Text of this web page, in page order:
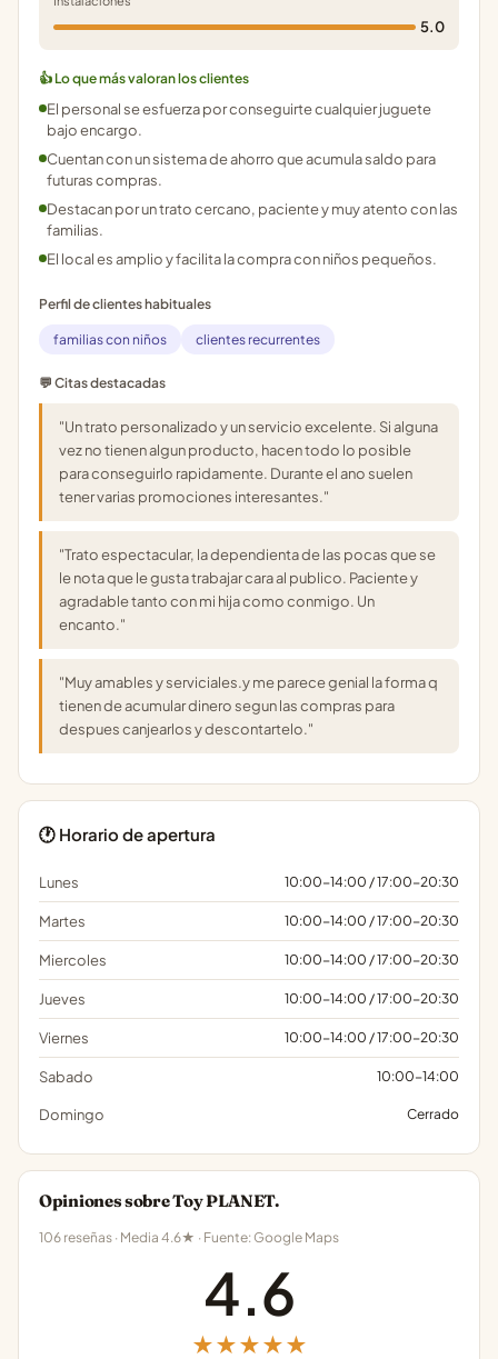
5.0
👍 Lo que más valoran los clientes
El personal se esfuerza por conseguirte cualquier juguete
bajo encargo.
Cuentan con un sistema de ahorro que acumula saldo para
futuras compras.
Destacan por un trato cercano, paciente y muy atento con las
familias.
El local es amplio y facilita la compra con niños pequeños.
Perfil de clientes habituales
familias con niños clientes recurrentes
💬 Citas destacadas
"Un trato personalizado y un servicio excelente. Si alguna
vez no tienen algun producto, hacen todo lo posible
para conseguirlo rapidamente. Durante el ano suelen
tener varias promociones interesantes."
"Trato espectacular, la dependienta de las pocas que se
le nota que le gusta trabajar cara al publico. Paciente y
agradable tanto con mi hija como conmigo. Un
encanto."
"Muy amables y serviciales.y me parece genial la forma q
tienen de acumular dinero segun las compras para
despues canjearlos y descontartelo."
🕐 Horario de apertura
Lunes 10:00-14:00 / 17:00-20:30
Martes 10:00-14:00 / 17:00-20:30
Miercoles 10:00-14:00 / 17:00-20:30
Jueves 10:00-14:00 / 17:00-20:30
Viernes 10:00-14:00 / 17:00-20:30
Sabado 10:00-14:00
Domingo Cerrado
Opiniones sobre Toy PLANET.
106 reseñas · Media 4.6★ · Fuente: Google Maps
4.6
★★★★★